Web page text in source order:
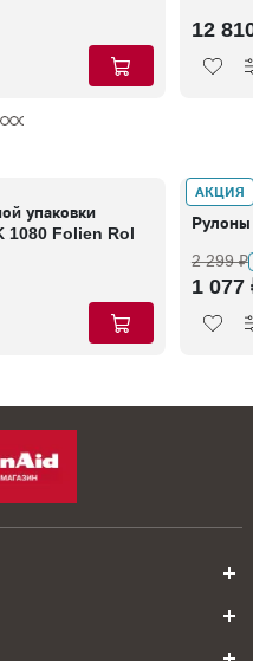
12
упаковки
1080 Folien Rol
АКЦИЯ
В
Рулоны
2 299 ₽
1 077